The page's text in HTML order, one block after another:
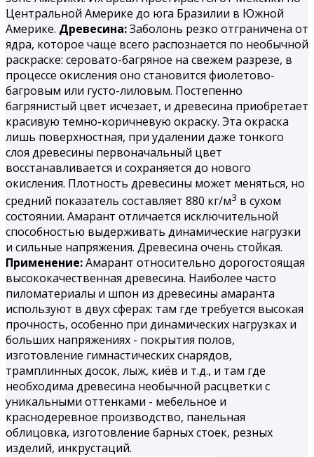
Центральной Америке до юга Бразилии в Южной
Америке. Древесина:Заболонь резко отграничена от
ядра, которое чаще всего распознается по необычной
раскраске: серовато-багряное на свежем разрезе, в
процессе окисления оно становится фиолетово-
багровым или густо-лиловым. Постепенно
багрянистый цвет исчезает, и древесина приобретает
красивую темно-коричневую окраску. Эта окраска
лишь поверхностная, при удалении даже тонкого
слоя древесины первоначальный цвет
восстанавливается и сохраняется до нового
окисления. Плотность древесины может меняться, но
средний показатель составляет 880 кг/м3 в сухом
состоянии. Амарант отличается исключительной
способностью выдерживать динамические нагрузки
и сильные напряжения. Древесина очень стойкая.
Применение:Амарант относительно дорогостоящая
высококачественная древесина. Наиболее часто
пиломатериалы и шпон из древесины амаранта
используют в двух сферах: там где требуется высокая
прочность, особенно при динамических нагрузках и
больших напряжениях - покрытия полов,
изготовление гимнастических снарядов,
трамплинных досок, лыж, киёв и т.д., и там где
необходима древесина необычной расцветки с
уникальными оттенками - мебельное и
краснодеревное производство, панельная
облицовка, изготовление барных стоек, резных
изделий, инкрустаций.